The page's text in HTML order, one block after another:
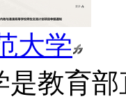
大学
是教育